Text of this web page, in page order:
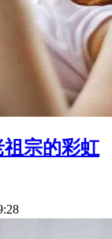
宗的彩虹